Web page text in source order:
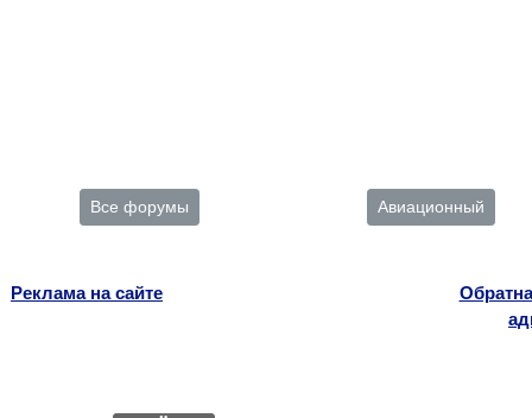
Все форумы Авиационный
Реклама на сайте